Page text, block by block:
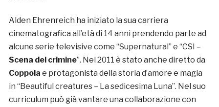
Alden Ehrenreich ha iniziato la sua carriera
cinematografica all’età di 14 anni prendendo parte ad
alcune serie televisive come “Supernatural” e “CSI –
Scena del crimine”. Nel 2011 è stato anche diretto da
Coppola e protagonista della storia d’amore e magia
in “Beautiful creatures – La sedicesima Luna”. Nel suo
curriculum può già vantare una collaborazione con